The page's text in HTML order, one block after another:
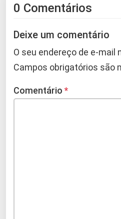
0 Comentários
Deixe um comentário
O seu endereço de e-mail
Campos obrigatórios são
Comentário *